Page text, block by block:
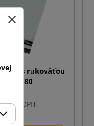
s rukoväťou
€ s DPH